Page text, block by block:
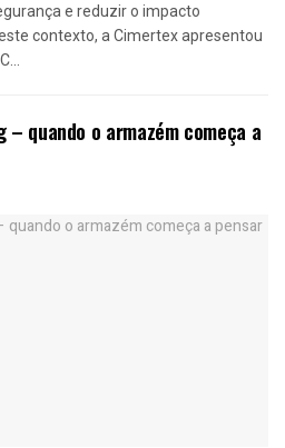
e reduzir o impacto
contexto, a Cimertex apresentou
quando o armazém começa a